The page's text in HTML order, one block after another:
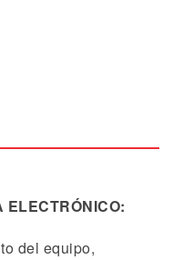
ELECTRÓNICO:
del equipo,